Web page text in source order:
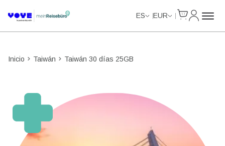
ES EUR
Inicio Taiwán Taiwán 30 días 25GB